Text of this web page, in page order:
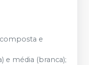
e
e média (branca);